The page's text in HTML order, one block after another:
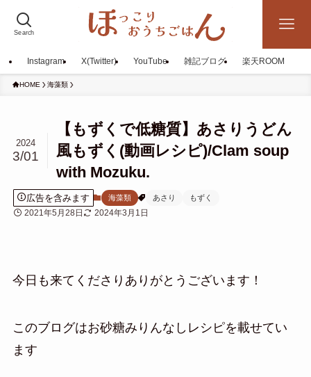
Search
Instagram X(Twitter) YouTube 雑記ブログ 楽天ROOM
HOME 海藻類
【もずくで低糖質】あさりうどん
風もずく(動画レシピ)/Clam soup
with Mozuku.
2024
3/01
広告を含みます 海藻類 あさり もずく
2021年5月28日 2024年3月1日
今日も来てくださりありがとうございます！
このブログはお砂糖みりんなしレシピを載せてい
ます